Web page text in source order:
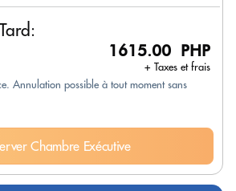
1615.00 PHP
+ Taxes et frais
Annulation possible à tout moment sans
Chambre Exécutive